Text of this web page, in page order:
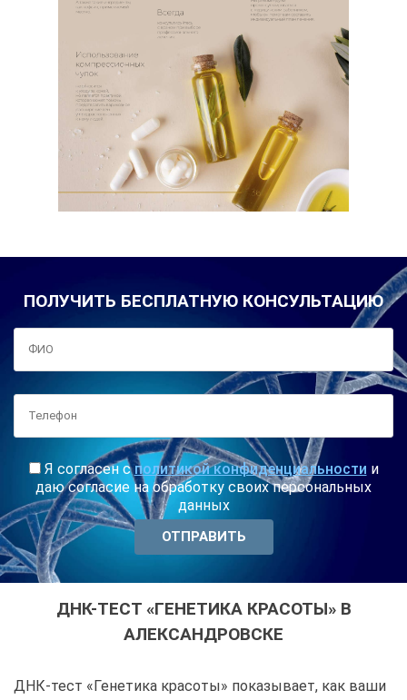
ПОЛУЧИТЬ БЕСПЛАТНУЮ КОНСУЛЬТАЦИЮ
Я согласен сполитикой конфиденциальности и
даю согласие на обработку своих персональных
данных
ДНК-ТЕСТ «ГЕНЕТИКА КРАСОТЫ» В
АЛЕКСАНДРОВСКЕ
ДНК-тест «Генетика красоты» показывает, как ваши